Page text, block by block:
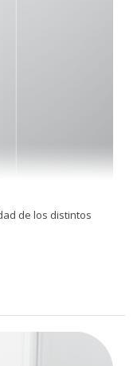
de los distintos